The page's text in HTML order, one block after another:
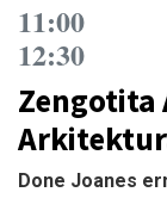
11:00
12:30
Zengotita
Done Joanes